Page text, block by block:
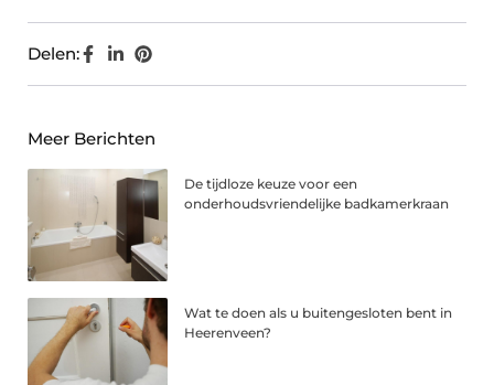
Delen:
Meer Berichten
De tijdloze keuze voor een
onderhoudsvriendelijke badkamerkraan
Wat te doen als u buitengesloten bent in
Heerenveen?